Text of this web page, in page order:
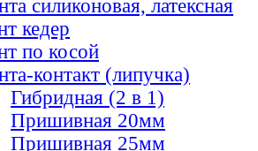
силиконовая, латексная
кедер
по косой
контакт (липучка)
Гибридная (2 в 1)
Пришивная 20мм
Пришивная 25мм